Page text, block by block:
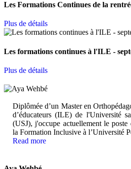
Les Formations Continues de la
Plus de détails
Les formations continues à l'ILE -
Plus de détails
Diplômée d’un Master en
d’éducateurs (ILE) de l'Université
(USJ), j'occupe actuellement le poste
la Formation Inclusive à l’Université
Read more